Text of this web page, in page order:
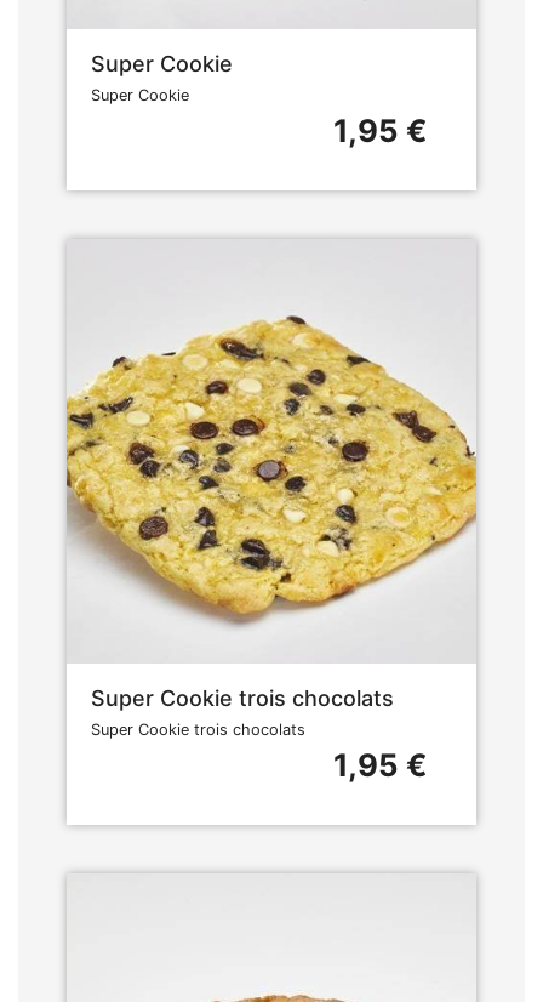
Super Cookie
Super Cookie
1,95 €
Super Cookie trois chocolats
Super Cookie trois chocolats
1,95 €